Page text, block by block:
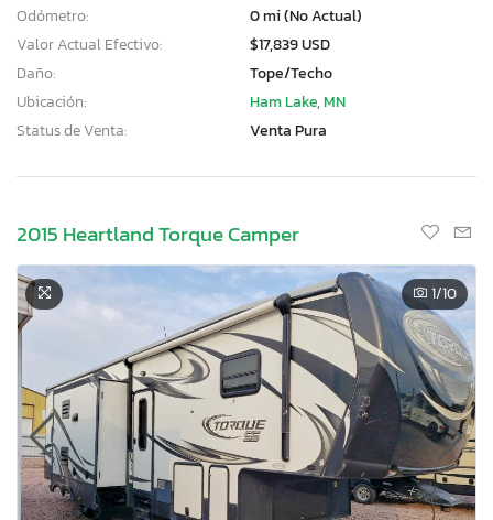
Odómetro:
0 mi (No Actual)
Valor Actual Efectivo:
$17,839 USD
Daño:
Tope/Techo
Ubicación:
Ham Lake, MN
Status de Venta:
Venta Pura
2015 Heartland Torque Camper
1/10